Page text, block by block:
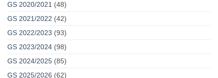
GS 2020/2021 (48)
GS 2021/2022 (42)
GS 2022/2023 (93)
GS 2023/2024 (98)
GS 2024/2025 (85)
GS 2025/2026 (62)